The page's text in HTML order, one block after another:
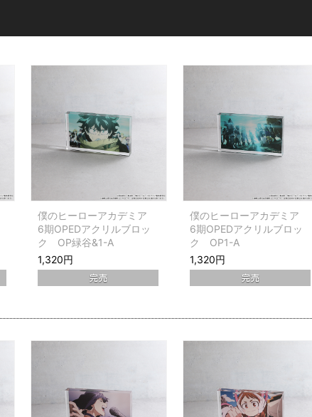
僕のヒーローアカデミア
6期OPEDアクリルブロッ
ク OP緑谷&1-A
1,320円
僕のヒーローアカデミア
6期OPEDアクリルブロッ
ク OP1-A
1,320円